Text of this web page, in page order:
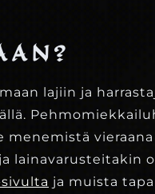
lajiin ja
menemistä
lainavarusteitakin
ja muista